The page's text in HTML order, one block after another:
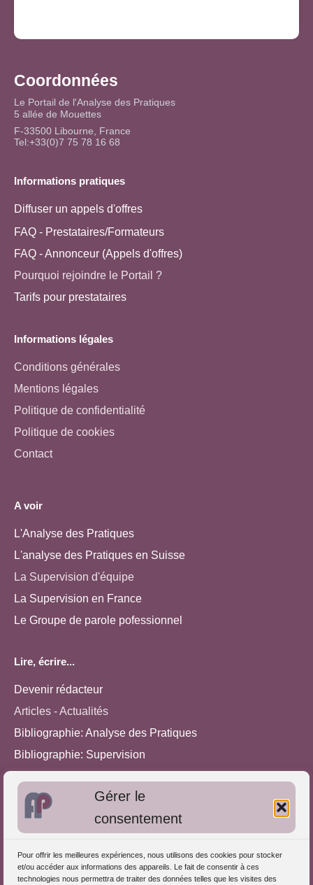
Gérer le
consentement
Pour offrir les meilleures expériences, nous utilisons des cookies pour stocker
et/ou accéder aux informations des appareils. Le fait de consentir à ces
technologies nous permettra de traiter des données telles que les visites des
Coordonnées
Le Portail de l'Analyse des Pratiques
5 allée de Mouettes
F-33500 Libourne, France
Tel:+33(0)7 75 78 16 68
Informations pratiques
Diffuser un appels d'offres
FAQ - Prestataires/Formateurs
FAQ - Annonceur (Appels d'offres)
Pourquoi rejoindre le Portail ?
Tarifs pour prestataires
Informations légales
Conditions générales
Mentions légales
Politique de confidentialité
Politique de cookies
Contact
A voir
L'Analyse des Pratiques
L'analyse des Pratiques en Suisse
La Supervision d'équipe
La Supervision en France
Le Groupe de parole pofessionnel
Lire, écrire...
Devenir rédacteur
Articles - Actualités
Bibliographie: Analyse des Pratiques
Bibliographie: Supervision
Approches de l'Analyse des pratiques
S'inscrire dans l'Annuaire